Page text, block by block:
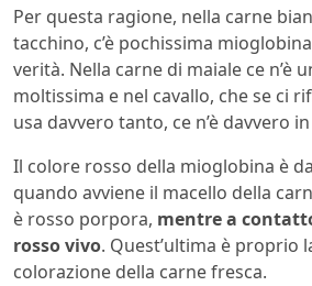
Per questa ragione, nella carne
tacchino, c’è pochissima
verità. Nella carne di maiale ce n’è
moltissima e nel cavallo, che se ci
usa davvero tanto, ce n’è davvero
Il colore rosso della mioglobina è
quando avviene il macello della
è rosso porpora, mentre a
rosso vivo. Quest’ultima è proprio
colorazione della carne fresca.